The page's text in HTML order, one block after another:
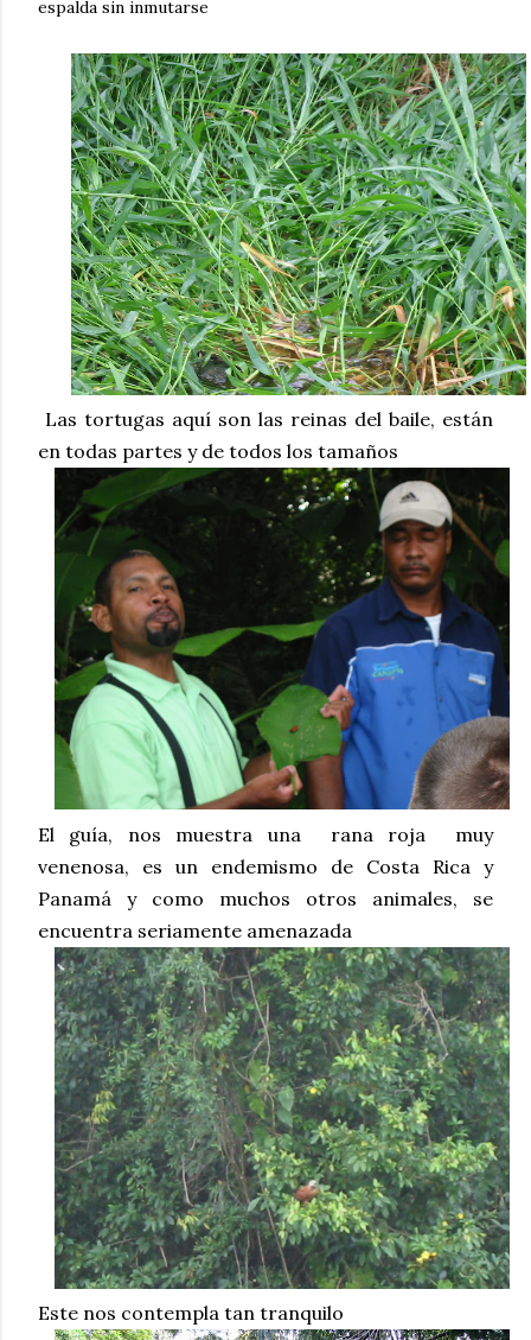
espalda sin inmutarse
Las tortugas aquí son las reinas del baile, están
en todas partes y de todos los tamaños
El guía, nos muestra una rana roja
muy
venenosa, es un endemismo de Costa Rica y
Panamá y como muchos otros animales, se
encuentra seriamente amenazada
Este nos contempla tan tranquilo